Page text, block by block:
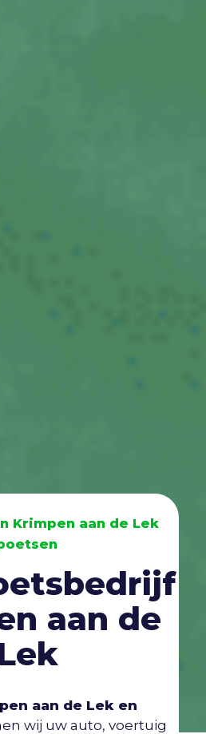
Krimpen aan de Lek
aan de
aan de Lek en
wij uw auto, voertuig